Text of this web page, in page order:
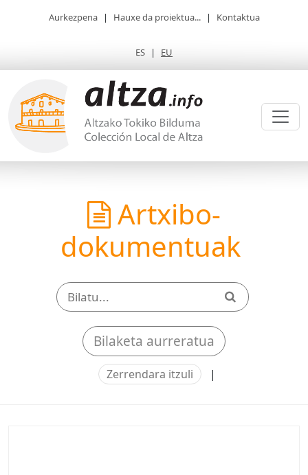
Aurkezpena | Hauxe da proiektua... | Kontaktua
ES | EU
Artxibo-
dokumentuak
Bilaketa aurreratua
Zerrendara itzuli |